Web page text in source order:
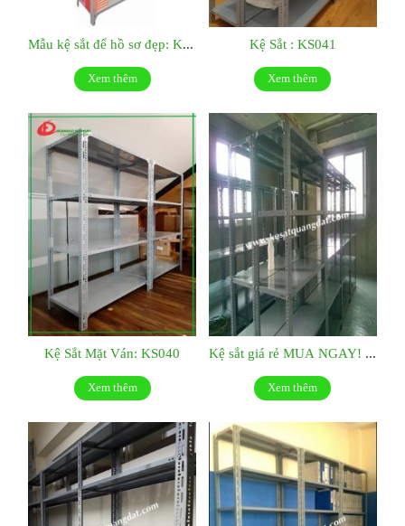
Xem thêm
Kệ Sắt : KS041
Xem thêm
Kệ Sắt Mặt Ván: KS040
Xem thêm Xem thêm